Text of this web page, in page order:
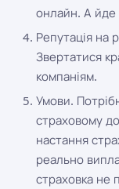
онлайн. А йде
Репутація на
Звертатися
компаніям.
Умови.
страховому
настання
реально
страховка не